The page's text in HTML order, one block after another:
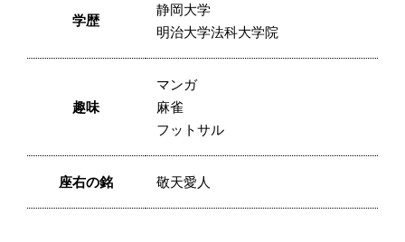
学歴
静岡大学
明治大学法科大学院
趣味
マンガ
麻雀
フットサル
座右の銘 敬天愛人